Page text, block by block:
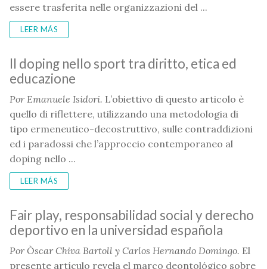
essere trasferita nelle organizzazioni del ...
LEER MÁS
Il doping nello sport tra diritto, etica ed
educazione
Por Emanuele Isidori. L’obiettivo di questo articolo è
quello di riflettere, utilizzando una metodologia di
tipo ermeneutico-decostruttivo, sulle contraddizioni
ed i paradossi che l’approccio contemporaneo al
doping nello ...
LEER MÁS
Fair play, responsabilidad social y derecho
deportivo en la universidad española
Por Òscar Chiva Bartoll y Carlos Hernando Domingo. El
presente artículo revela el marco deontológico sobre